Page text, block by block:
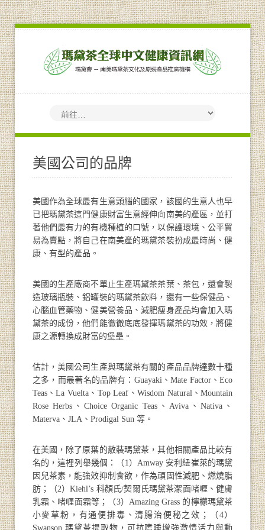
美國公司的品牌
美國作為全球最有生意頭腦的國家，該國的生意人也早
已把瑪黛茶這門健康財富生意經伸向南美的產區，並打
著他們最有力的有機種植的口號，以保護環境、公平貿
易為賣點，將自己在南美產的瑪黛茶裝扮成最時尚、健
康、有型的產品。
美國的生產廠商不單止生產瑪黛茶茶葉、茶包，還會製
造玻璃瓶裝、鋁罐裝的瑪黛茶飲料，還有一些保健品、
心腦血管藥物、健美營養品、減肥瘦身產品均會加入瑪
黛茶的成份，他們能徹徹底底發揮瑪黛茶的功效，將健
康之源轉換成財富的堡壘。
估計，美國公司生產與瑪黛茶有關的產品品牌達數十種
之多，而最著名的品牌有：Guayaki、Mate Factor、Eco
Teas、La Vuelta、Top Leaf、Wisdom Natural、Mountain
Rose Herbs、Choice Organic Teas、Aviva、Nativa、
Materva、JLA、Prodigal Sun 等。
在美國，除了原葉的散裝瑪黛茶，其他相關產品比較有
名的，這裡列舉幾個：（1）Amway 安利紐崔萊的瑪黛
因兒茶素，能強效抑制食欲，作為頑固性減肥、燃燒脂
肪；（2）Kiehl’s 科顏氏/契爾氏瑪黛茶潔面啫喱、健膚
乳霜、啫喱面霜等；（3）Amazing Grass 的檸檬瑪黛茶
小麥草粉，有通便排毒、清腸治便秘之效；（4）
Swanson 瑪黛茶提取物，可抗嗜睡增強激情活力與動